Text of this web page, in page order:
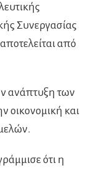
Συνεργασίας
από
ανάπτυξη των
οικονομική και
ότι η